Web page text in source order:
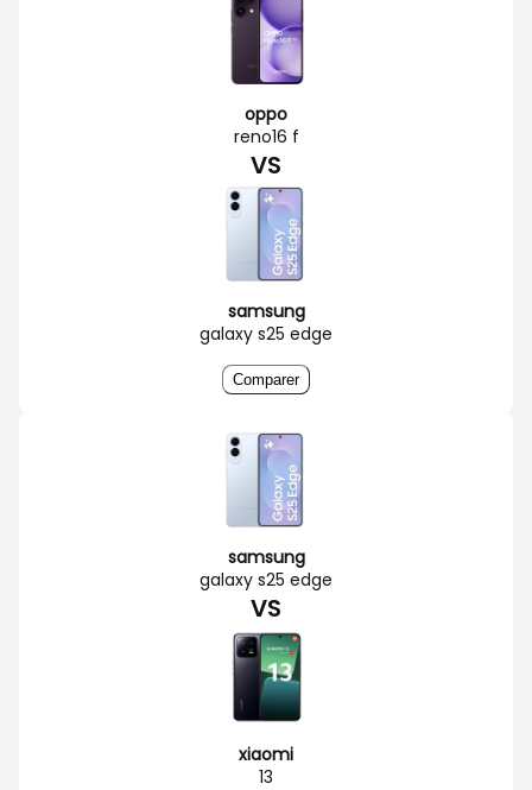
oppo
reno16 f
VS
samsung
galaxy s25 edge
Comparer
samsung
galaxy s25 edge
VS
xiaomi
13